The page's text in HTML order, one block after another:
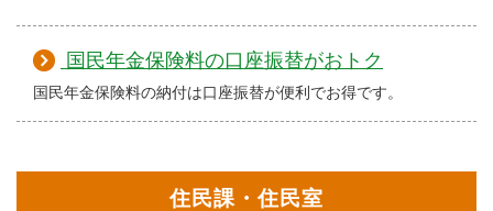
国民年金保険料の口座振替がおトク
国民年金保険料の納付は口座振替が便利でお得です。
住民課・住民室